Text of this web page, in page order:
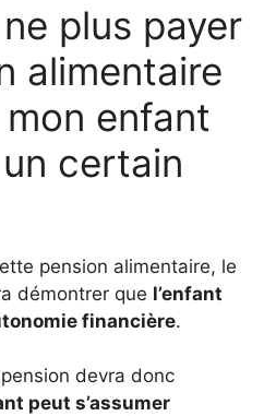
plus payer
alimentaire
enfant
certain
pension alimentaire, le
démontrer que l’enfant
financière.
devra donc
peut s’assumer